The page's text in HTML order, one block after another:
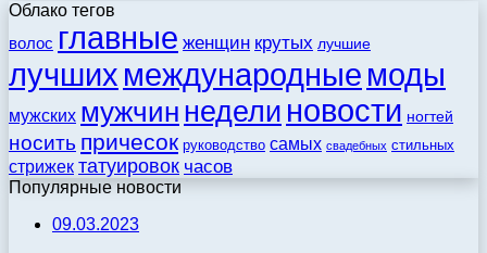
Облако тегов
волос главные женщин крутых лучшие
лучших международные моды
мужских мужчин недели новости ногтей
носить причесок руководство самых свадебных стильных
стрижек татуировок часов
Популярные новости
09.03.2023